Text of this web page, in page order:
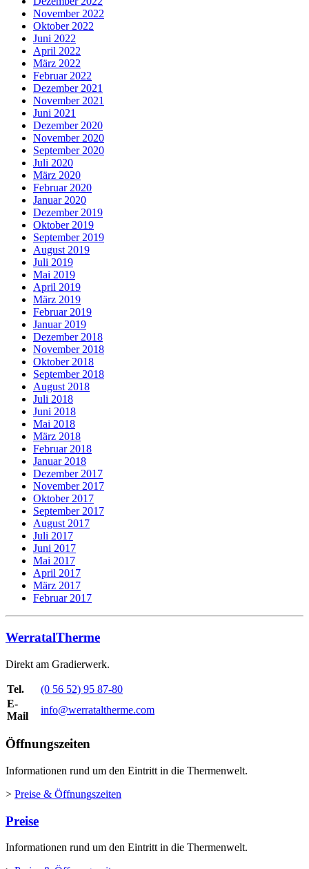
November 2022
Oktober 2022
Juni 2022
April 2022
März 2022
Februar 2022
Dezember 2021
November 2021
Juni 2021
Dezember 2020
November 2020
September 2020
Juli 2020
März 2020
Februar 2020
Januar 2020
Dezember 2019
Oktober 2019
September 2019
August 2019
Juli 2019
Mai 2019
April 2019
März 2019
Februar 2019
Januar 2019
Dezember 2018
November 2018
Oktober 2018
September 2018
August 2018
Juli 2018
Juni 2018
Mai 2018
März 2018
Februar 2018
Januar 2018
Dezember 2017
November 2017
Oktober 2017
September 2017
August 2017
Juli 2017
Juni 2017
Mai 2017
April 2017
März 2017
Februar 2017
WerratalTherme
Direkt am Gradierwerk.
Tel.
(0 56 52) 95 87-80
E-
Mail
info@werrataltherme.com
Öffnungszeiten
Informationen rund um den Eintritt in die Thermenwelt.
> Preise & Öffnungszeiten
Preise
Informationen rund um den Eintritt in die Thermenwelt.